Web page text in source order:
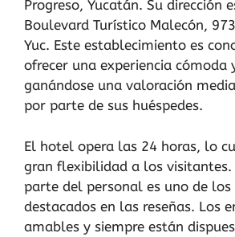
Progreso, Yucatán. Su dirección
Boulevard Turístico Malecón,
Yuc. Este establecimiento es
ofrecer una experiencia cómoda
ganándose una valoración
por parte de sus huéspedes.
El hotel opera las 24 horas, lo
gran flexibilidad a los
parte del personal es uno de los
destacados en las reseñas. Los
amables y siempre están